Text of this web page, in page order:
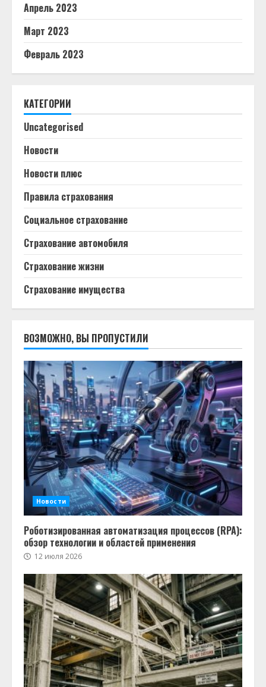
Апрель 2023
Март 2023
Февраль 2023
КАТЕГОРИИ
Uncategorised
Новости
Новости плюс
Правила страхования
Социальное страхование
Страхование автомобиля
Страхование жизни
Страхование имущества
ВОЗМОЖНО, ВЫ ПРОПУСТИЛИ
Новости
Роботизированная автоматизация процессов (RPA):
обзор технологии и областей применения
12 июля 2026